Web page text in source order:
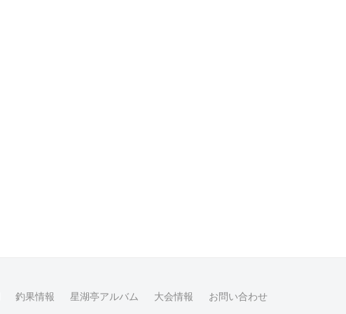
釣果情報 星湖亭アルバム 大会情報 お問い合わせ